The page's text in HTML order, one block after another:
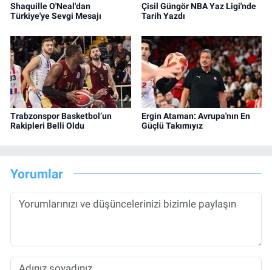
Shaquille O'Neal'dan
Türkiye'ye Sevgi Mesajı
Çisil Güngör NBA Yaz Ligi'nde
Tarih Yazdı
Trabzonspor Basketbol’un
Rakipleri Belli Oldu
Ergin Ataman: Avrupa'nın En
Güçlü Takımıyız
Yorumlar